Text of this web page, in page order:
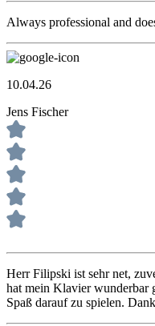
Always professional and
10.04.26
Jens Fischer
Herr Filipski ist sehr net,
hat mein Klavier wunderbar
Spaß darauf zu spielen.